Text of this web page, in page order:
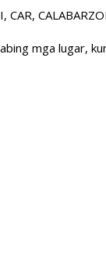
mga lugar,